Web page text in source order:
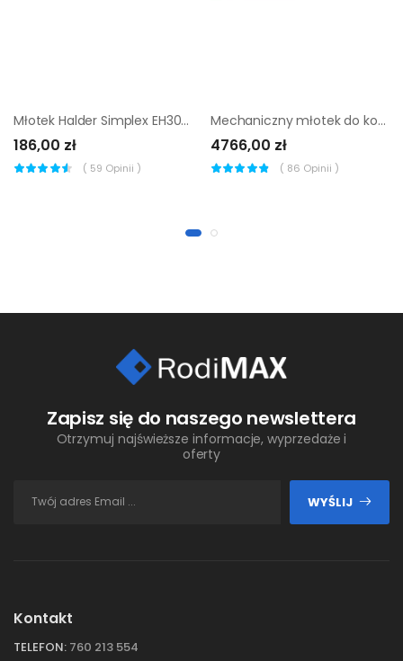
Młotek Halder Simplex EH3089 50 mm (nylon + aluminium)
186,00 zł
( 59 Opinii )
Mechaniczny młotek do kontroli betonu MBPH Dr. Schulze
4766,00 zł
( 86 Opinii )
Zapisz się do naszego newslettera
Otrzymuj najświeższe informacje, wyprzedaże i
oferty
WYŚLIJ
Kontakt
TELEFON: 760 213 554